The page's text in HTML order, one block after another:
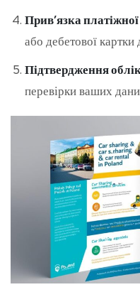
Прив’язка
або дебетової картки
Підтвердження
перевірки ваших